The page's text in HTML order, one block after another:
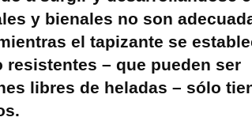
y bienales no son
el tapizante se
– que pueden ser
libres de heladas – sólo